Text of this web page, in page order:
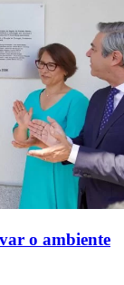
o ambiente